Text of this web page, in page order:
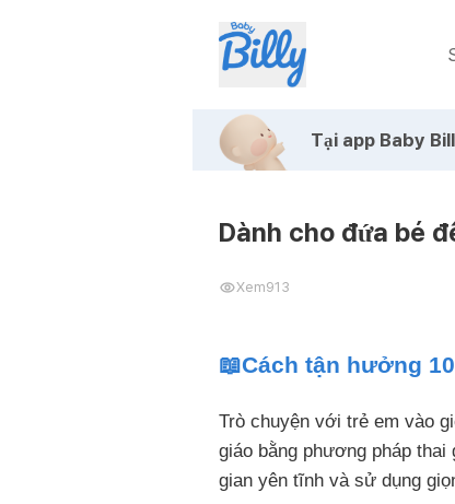
Tại app Baby
Dành cho đứa bé
Xem913
📖Cách tận hưởng
Trò chuyện với trẻ em vào
giáo bằng phương pháp
gian yên tĩnh và sử dụng